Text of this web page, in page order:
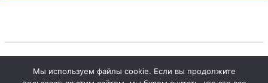
Мы используем файлы cookie. Если вы продолжите
1